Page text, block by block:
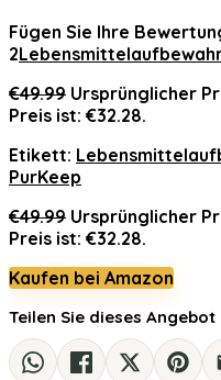
Fügen Sie Ihre
2
€49.99 Ursprünglicher
Preis ist: €32.28.
Etikett:
PurKeep
€49.99 Ursprünglicher
Preis ist: €32.28.
Kaufen bei Amazon
Teilen Sie dieses Angebot